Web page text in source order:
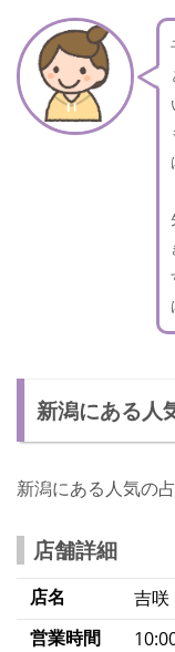
新潟にある人
新潟にある人気の
店舗詳細
店名
吉咲
営業時間